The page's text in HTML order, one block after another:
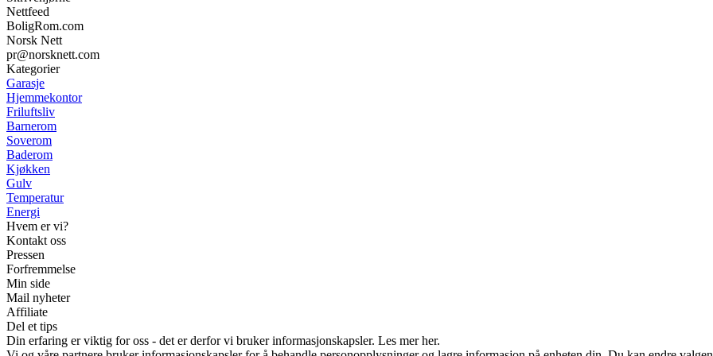
Nettfeed
BoligRom.com
Norsk Nett
pr@norsknett.com
Kategorier
Garasje
Hjemmekontor
Friluftsliv
Barnerom
Soverom
Baderom
Kjøkken
Gulv
Temperatur
Energi
Hvem er vi?
Kontakt oss
Pressen
Forfremmelse
Min side
Mail nyheter
Affiliate
Del et tips
Din erfaring er viktig for oss - det er derfor vi bruker informasjonskapsler. Les mer her.